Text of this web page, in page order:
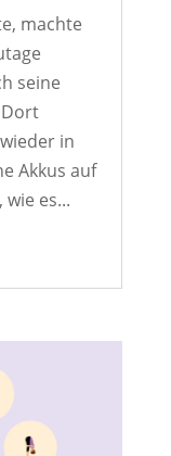
machte
seine
Dort
in
Akkus auf
es...